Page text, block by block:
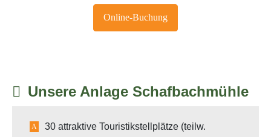
Online-Buchung
Unsere Anlage Schafbachmühle
30 attraktive Touristikstellplätze (teilw.